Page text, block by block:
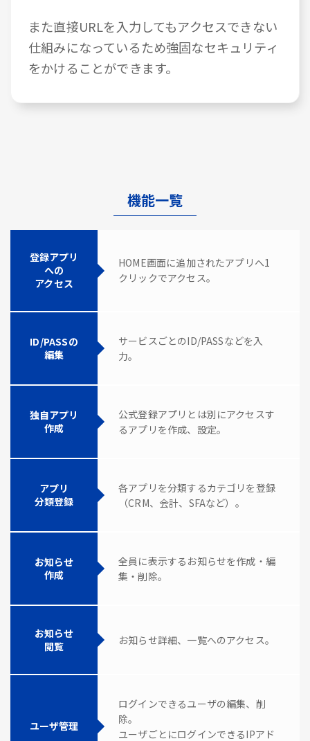
また直接URLを入力してもアクセスできない
仕組みになっているため強固なセキュリティ
をかけることができます。
機能一覧
登録アプリ
への
アクセス
HOME画面に追加されたアプリへ1
クリックでアクセス。
ID/PASSの
編集
サービスごとのID/PASSなどを入
力。
独自アプリ
作成
公式登録アプリとは別にアクセスす
るアプリを作成、設定。
アプリ
分類登録
各アプリを分類するカテゴリを登録
（CRM、会計、SFAなど）。
お知らせ
作成
全員に表示するお知らせを作成・編
集・削除。
お知らせ
閲覧
お知らせ詳細、一覧へのアクセス。
ユーザ管理
ログインできるユーザの編集、削
除。
ユーザごとにログインできるIPアド